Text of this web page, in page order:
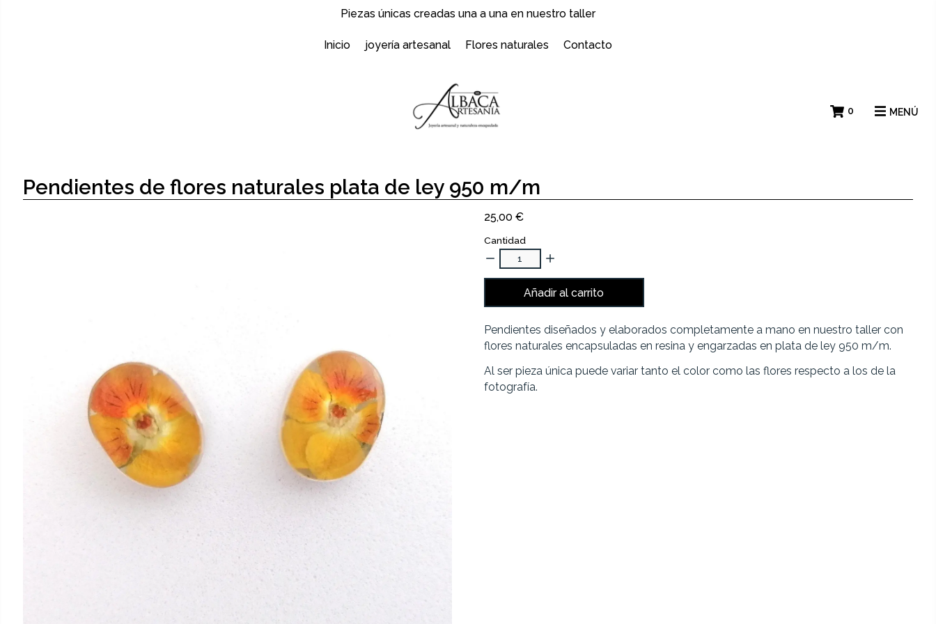
Piezas únicas creadas una a una en nuestro taller
Inicio joyería artesanal Flores naturales Contacto
0 MENÚ
Pendientes de flores naturales plata de ley 950 m/m
25,00 €
Cantidad
Añadir al carrito
Pendientes diseñados y elaborados completamente a mano en nuestro taller con
flores naturales encapsuladas en resina y engarzadas en plata de ley 950 m/m.
Al ser pieza única puede variar tanto el color como las flores respecto a los de la
fotografía.